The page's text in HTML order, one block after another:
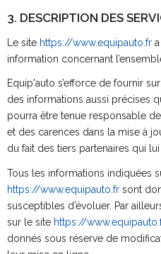
3. DESCRIPTION DES
Le site https://www.equipauto.fr
information concernant
Equip'auto s’efforce de fournir
des informations aussi précises
pourra être tenue responsable
et des carences dans la mise à
du fait des tiers partenaires qui
Tous les informations indiquées
https://www.equipauto.fr sont
susceptibles d’évoluer. Par
sur le site https://
donnés sous réserve de